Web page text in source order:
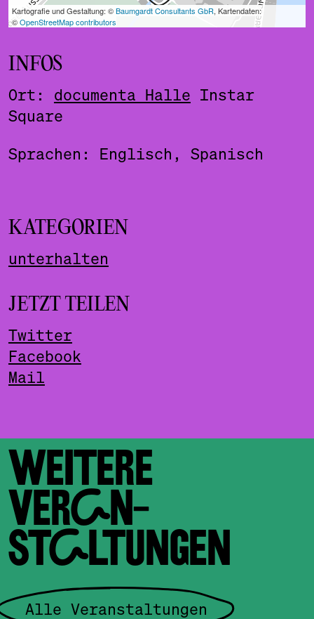
INFOS
Ort: documenta Halle Instar
Square
Sprachen: Englisch, Spanisch
KATEGORIEN
unterhalten
JETZT TEILEN
Twitter
Facebook
Mail
WEITERE
VERAN­
STALTUNGEN
Alle Veranstaltungen